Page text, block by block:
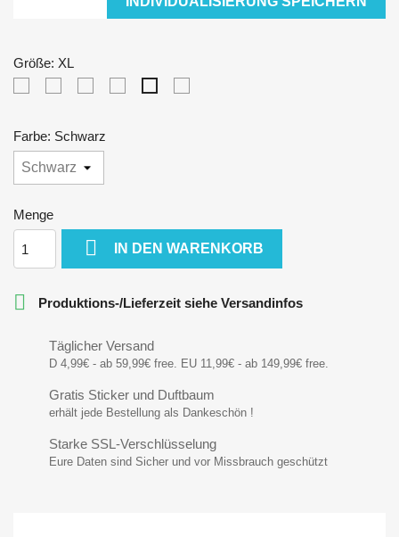
Größe: XL
Farbe: Schwarz
Menge
 IN DEN WARENKORB
 Produktions-/Lieferzeit siehe Versandinfos
Täglicher Versand
D 4,99€ - ab 59,99€ free. EU 11,99€ - ab 149,99€ free.
Gratis Sticker und Duftbaum
erhält jede Bestellung als Dankeschön !
Starke SSL-Verschlüsselung
Eure Daten sind Sicher und vor Missbrauch geschützt